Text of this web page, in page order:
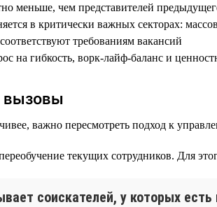
меньше, чем представителей
в критически важных секторах:
требованиям вакансий
на гибкость, ворк-лайф-баланс и
вызовы
важно пересмотреть подход к
текущих сотрудников. Для
соискателей, у которых